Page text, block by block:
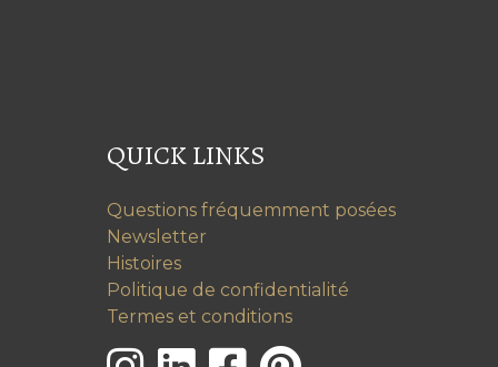
QUICK LINKS
Questions fréquemment posées
Newsletter
Histoires
Politique de confidentialité
Termes et conditions